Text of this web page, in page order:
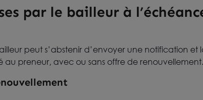
par le bailleur à
peut s’abstenir d’envoyer une notification et
au preneur, avec ou sans offre de renouvellement.